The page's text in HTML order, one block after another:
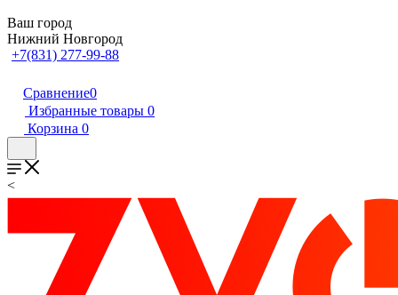
Ваш город
Нижний Новгород
+7(831) 277-99-88
Сравнение0
Избранные товары 0
Корзина 0
<